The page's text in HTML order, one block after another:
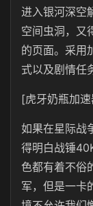
进入银河深空
空间虫洞，又
的页面。采用
式以及剧情任
[虎牙奶瓶加
如果在星际战
得明白战锤
色都有着不俗
军，但是一卡